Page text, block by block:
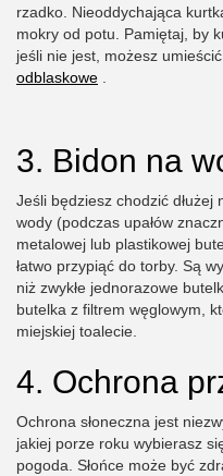
rzadko. Nieoddychająca
mokry od potu. Pamiętaj, by
jeśli nie jest, możesz
odblaskowe
3. Bidon na
Jeśli będziesz chodzić
wody (podczas upałów
metalowej lub plastikowej
łatwo przypiąć do torby. Są
niż zwykłe jednorazowe
butelka z filtrem węglowym,
miejskiej toalecie.
4. Ochrona
Ochrona słoneczna jest
jakiej porze roku wybierasz
pogoda. Słońce może być